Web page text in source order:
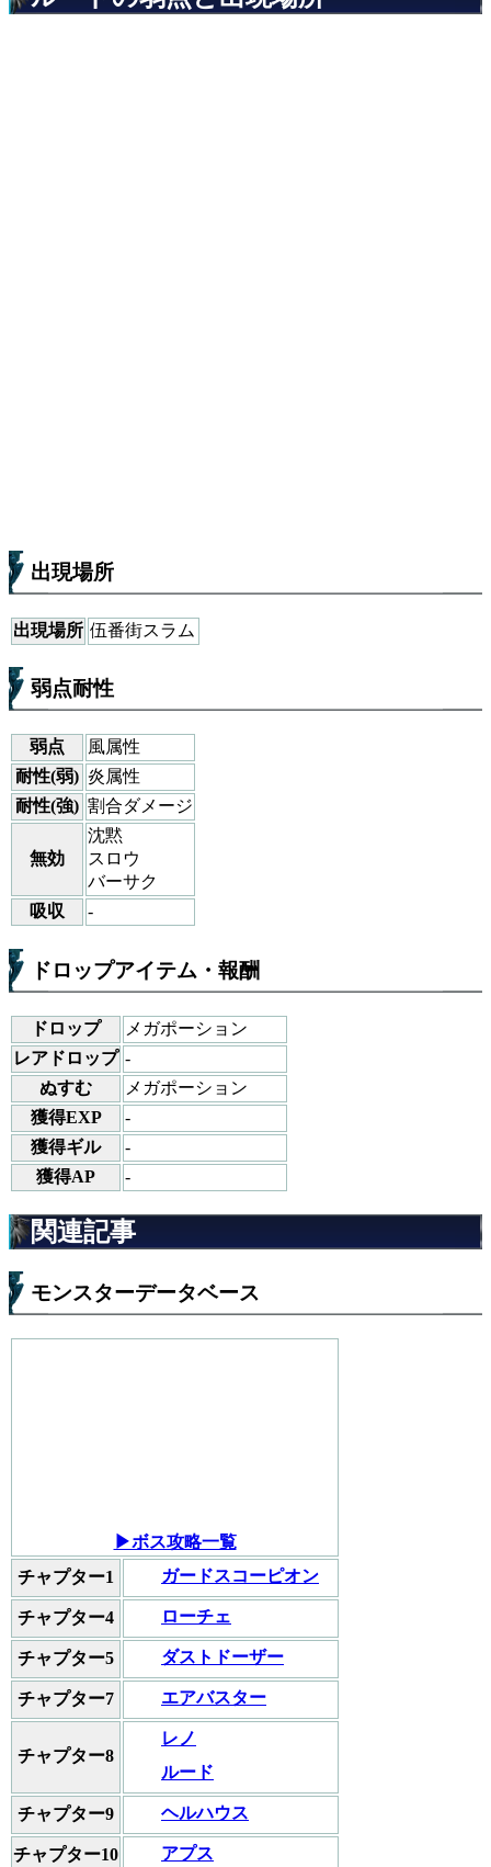
出現場所
出現場所 伍番街スラム
弱点耐性
弱点
風属性
耐性(弱) 炎属性
耐性(強) 割合ダメージ
無効
沈黙
スロウ
バーサク
吸収
-
ドロップアイテム・報酬
ドロップ
メガポーション
レアドロップ -
ぬすむ
メガポーション
獲得EXP
-
獲得ギル
-
獲得AP
-
関連記事
モンスターデータベース
▶ボス攻略一覧
チャプター1
ガードスコーピオン
チャプター4 ローチェ
チャプター5 ダストドーザー
チャプター7 エアバスター
チャプター8
レノ
ルード
チャプター9 ヘルハウス
チャプター10 アプス